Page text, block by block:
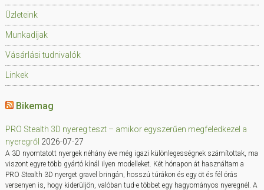
Üzleteink
Munkadíjak
Vásárlási tudnivalók
Linkek
Bikemag
PRO Stealth 3D nyereg teszt – amikor egyszerűen megfeledkezel a
nyeregről 2026-07-27
A 3D nyomtatott nyergek néhány éve még igazi különlegességnek számítottak, ma
viszont egyre több gyártó kínál ilyen modelleket. Két hónapon át használtam a
PRO Stealth 3D nyerget gravel bringán, hosszú túrákon és egy öt és fél órás
versenyen is, hogy kiderüljön, valóban tud-e többet egy hagyományos nyeregnél. A